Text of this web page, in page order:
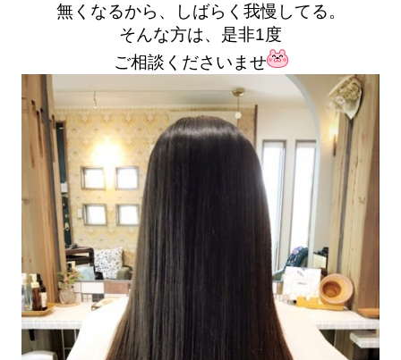
無くなるから、しばらく我慢してる。
そんな方は、是非1度
ご相談くださいませ